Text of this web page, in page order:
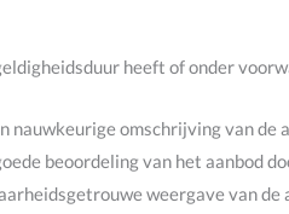
heeft of onder
nauwkeurige omschrijving van
beoordeling van het aanbod
weergave van